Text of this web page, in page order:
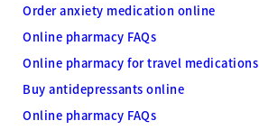
Order anxiety medication online
Online pharmacy FAQs
Online pharmacy for travel medications
Buy antidepressants online
Online pharmacy FAQs